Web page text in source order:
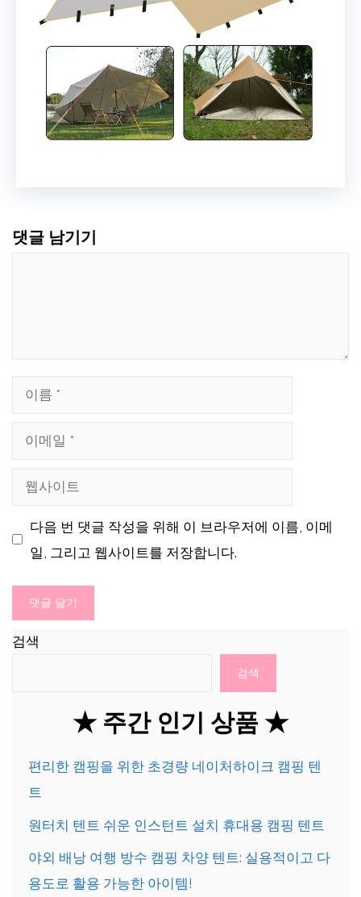
댓글 남기기
이 다음 번 댓글 작성을 위해 이 브라우저에 이름, 이메
일, 그리고 웹사이트를 저장합니다.
검색
검색
★ 주간 인기 상품 ★
편리한 캠핑을 위한 초경량 네이처하이크 캠핑 텐
트
원터치 텐트 쉬운 인스턴트 설치 휴대용 캠핑 텐트
야외 배낭 여행 방수 캠핑 차양 텐트: 실용적이고 다
용도로 활용 가능한 아이템!